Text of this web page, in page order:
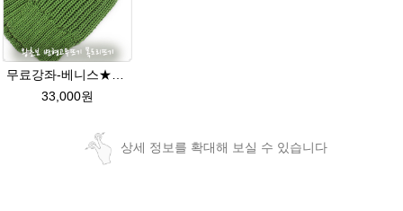
33,000원
상세 정보를 확대해 보실 수 있습니다